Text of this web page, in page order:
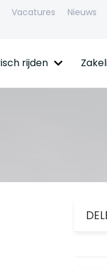
Vacatures
Nieuws
rijden